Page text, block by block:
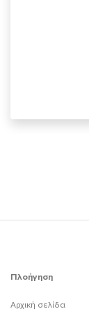
Πλοήγηση
Αρχική σελίδα